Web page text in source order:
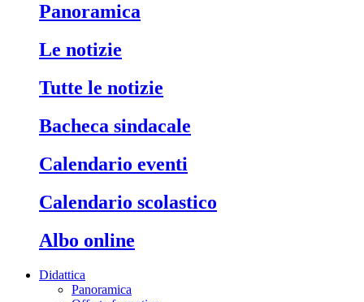
panoramica
le notizie
tutte le notizie
bacheca sindacale
calendario eventi
calendario scolastico
albo online
Didattica
Panoramica